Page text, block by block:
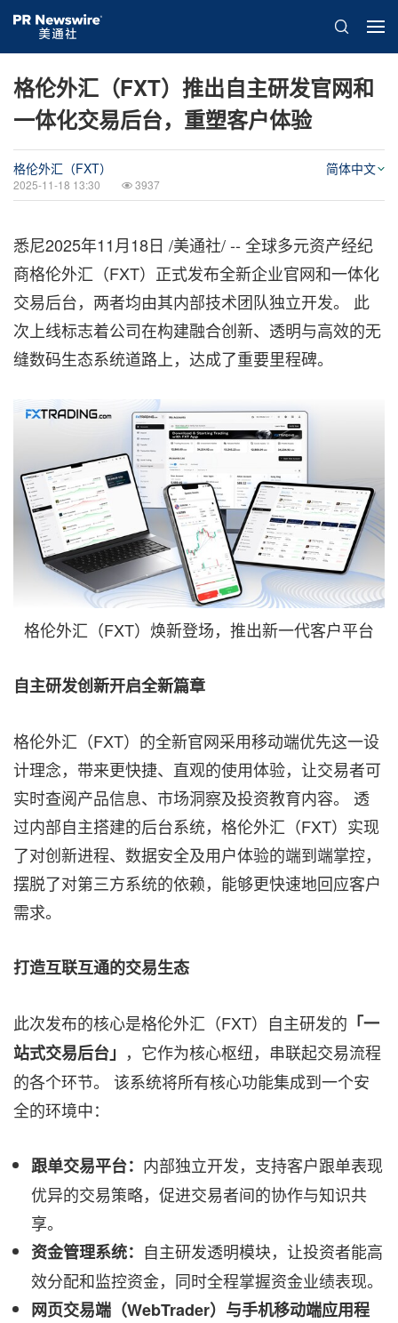
格伦外汇（FXT）推出自主研发官网和
一体化交易后台，重塑客户体验
格伦外汇（FXT）
2025-11-18 13:30 3937
简体中文
悉尼2025年11月18日 /美通社/ -- 全球多元资产经纪
商格伦外汇（FXT）正式发布全新企业官网和一体化
交易后台，两者均由其内部技术团队独立开发。 此
次上线标志着公司在构建融合创新、透明与高效的无
缝数码生态系统道路上，达成了重要里程碑。
格伦外汇（FXT）焕新登场，推出新一代客户平台
自主研发创新开启全新篇章
格伦外汇（FXT）的全新官网采用移动端优先这一设
计理念，带来更快捷、直观的使用体验，让交易者可
实时查阅产品信息、市场洞察及投资教育内容。 透
过内部自主搭建的后台系统，格伦外汇（FXT）实现
了对创新进程、数据安全及用户体验的端到端掌控，
摆脱了对第三方系统的依赖，能够更快速地回应客户
需求。
打造互联互通的交易生态
此次发布的核心是格伦外汇（FXT）自主研发的 「一
站式交易后台」 ，它作为核心枢纽，串联起交易流程
的各个环节。 该系统将所有核心功能集成到一个安
全的环境中：
跟单交易平台： 内部独立开发，支持客户跟单表现
优异的交易策略，促进交易者间的协作与知识共
享。
资金管理系统： 自主研发透明模块，让投资者能高
效分配和监控资金，同时全程掌握资金业绩表现。
网页交易端（WebTrader）与手机移动端应用程